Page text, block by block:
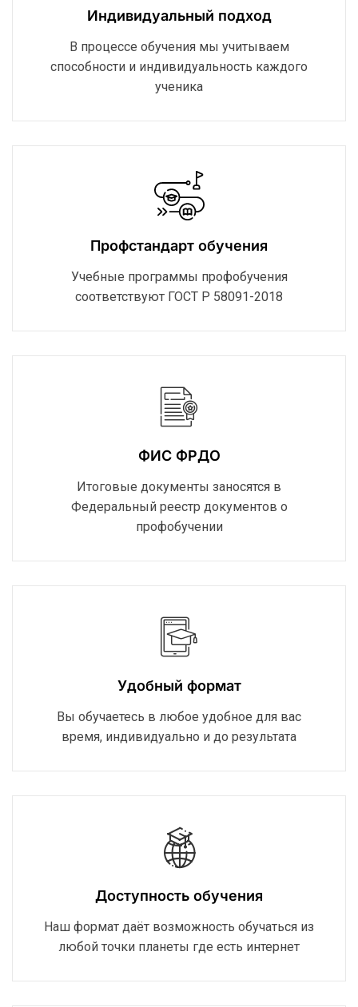
Индивидуальный подход
В процессе обучения мы учитываем
способности и индивидуальность каждого
ученика
Профстандарт обучения
Учебные программы профобучения
соответствуют ГОСТ Р 58091-2018
ФИС ФРДО
Итоговые документы заносятся в
Федеральный реестр документов о
профобучении
Удобный формат
Вы обучаетесь в любое удобное для вас
время, индивидуально и до результата
Доступность обучения
Наш формат даёт возможность обучаться из
любой точки планеты где есть интернет